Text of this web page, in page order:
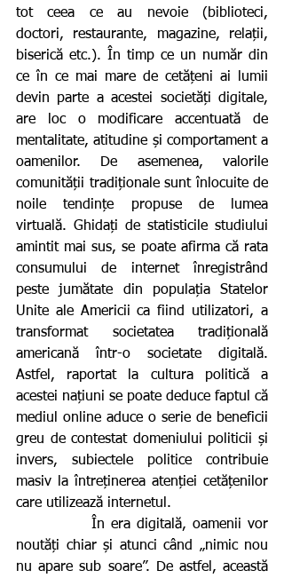
tot ceea ce au nevoie (biblioteci,
doctori, restaurante, magazine, relații,
biserică etc.). În timp ce un număr din
ce în ce mai mare de cetățeni ai lumii
devin parte a acestei societăți digitale,
are loc o modificare accentuată de
mentalitate, atitudine și comportament a
oamenilor. De asemenea, valorile
comunității tradiționale sunt înlocuite de
noile tendințe propuse de lumea
virtuală. Ghidați de statisticile studiului
amintit mai sus, se poate afirma că rata
consumului de internet înregistrând
peste jumătate din populația Statelor
Unite ale Americii ca fiind utilizatori, a
transformat societatea tradițională
americană într-o societate digitală.
Astfel, raportat la cultura politică a
acestei națiuni se poate deduce faptul că
mediul online aduce o serie de beneficii
greu de contestat domeniului politicii și
invers, subiectele politice contribuie
masiv la întreținerea atenției cetățenilor
care utilizează internetul.
noutăți chiar și atunci când „nimic nou
nu apare sub soare”. De astfel, această